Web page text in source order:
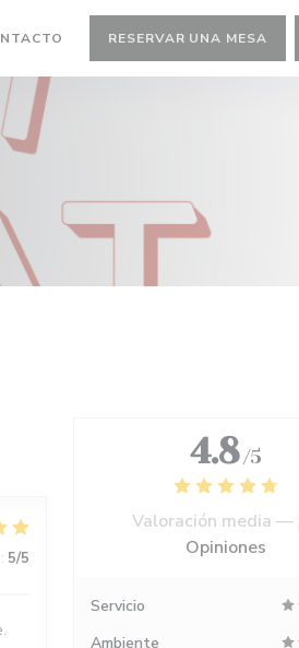
RESERVAR UNA MESA
5/5
4.8 /5
Valoración media —
Opiniones
Servicio
Ambiente